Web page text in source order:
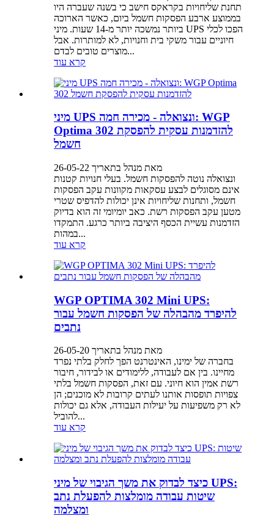
תחנת שליחויות בקראקס חישב כי בשנה שעברה היו
בממוצע ארבע הפסקות חשמל ביום, כאשר הארוכה
ביותר נמשכה יותר מ-14 שעות. מיני UPS הפכו לכלי
חיוניים עבור משקי בית וחנויות, לא למותרות. אבל
מוצרים טובים לבדם...
קרא עוד
מיני UPS ונצואלה - מכירה חמה: WGP
Optima 302 להזדמנות עסקית להפסקת
חשמל
מאת מנהל בתאריך 26-05-22
ונצואלה נוטה להפסקות חשמל. בעלי חנויות קטנות
אינם מסוגלים לבצע עסקאות מקוונות עקב הפסקות
חשמל, ותחנות שליחויות אינן יכולות להדפיס שטרי
מטען עקב הפסקות רשת. כאב יומיומי זה הוא בדיוק
הזדמנות עשיית הכסף היציבה ביותר כרגע. התמקדו
במהות...
קרא עוד
WGP OPTIMA 302 Mini UPS:
להיפרד מהבהלה של הפסקות חשמל עבור
נתבים
מאת מנהל בתאריך 26-05-20
בחברה של ימינו, האינטרנט הפך לחלק בלתי נפרד
מחיינו. בין אם לעבודה, ללימודים או לבידור, חיבור
רשת אמין הוא חיוני. עם זאת, הפסקות חשמל בלתי
צפויות תופסות אותנו לעתים קרובות לא מוכנים; הן
לא רק משפיעות על יעילות העבודה, אלא גם יכולות
להוביל...
קרא עוד
כיצד לבדוק את משך הגיבוי של מיני UPS:
שיטות עבודה מומלצות להפעלת נתב
ומצלמה